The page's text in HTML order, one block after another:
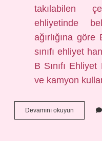
takılabilen
ehliyetinde
ağırlığına
sınıfı ehliyet
B Sınıfı
ve kamyon
Devamını okuyun
Ehliyet